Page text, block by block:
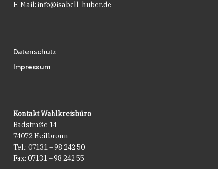
E-Mail: info@isabell-huber.de
Datenschutz
Impressum
Kontakt Wahlkreisbüro
Badstraße 14
74072 Heilbronn
Tel.: 07131 – 98 242 50
Fax: 07131 – 98 242 55